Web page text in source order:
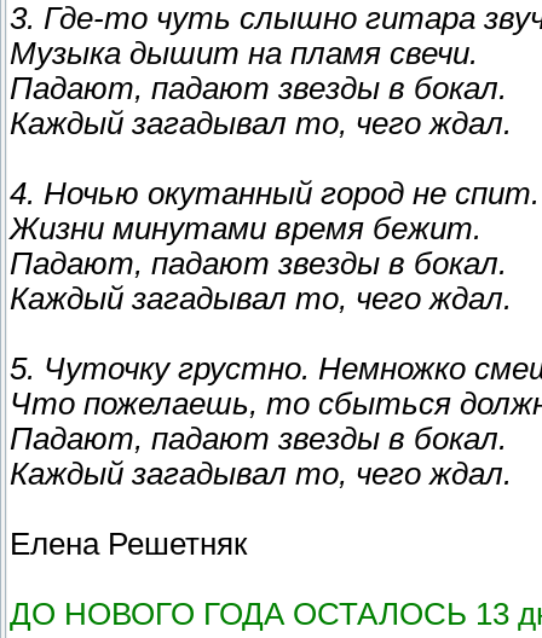
3. Где-то чуть слышно гитара
Музыка дышит на пламя свечи.
Падают, падают звезды в бокал.
Каждый загадывал то, чего ждал.
4. Ночью окутанный город не спит.
Жизни минутами время бежит.
Падают, падают звезды в бокал.
Каждый загадывал то, чего ждал.
5. Чуточку грустно. Немножко
Что пожелаешь, то сбыться
Падают, падают звезды в бокал.
Каждый загадывал то, чего ждал.
Елена Решетняк
ДО НОВОГО ГОДА ОСТАЛОСЬ 13